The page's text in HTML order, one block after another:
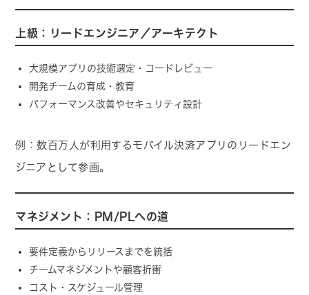
上級：リードエンジニア／アーキテクト
大規模アプリの技術選定・コードレビュー
開発チームの育成・教育
パフォーマンス改善やセキュリティ設計
例：数百万人が利用するモバイル決済アプリのリードエン
ジニアとして参画。
マネジメント：PM/PLへの道
要件定義からリリースまでを統括
チームマネジメントや顧客折衝
コスト・スケジュール管理